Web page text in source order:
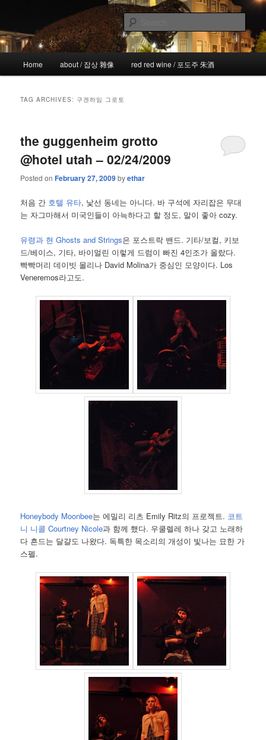
primary
content
secondary
content!wicked
the more I see the less I know
Home about / 잡상 雜像 red red wine / 포도주 朱酒
TAG ARCHIVES: 구겐하임 그로토
the guggenheim grotto
@hotel utah – 02/24/2009
Posted onFebruary 27, 2009byethar
처음 간 호텔 유타, 낯선 동네는 아니다. 바 구석에 자리잡은 무대
는 자그마해서 미국인들이 아늑하다고 할 정도, 말이 좋아 cozy.
유령과 현 Ghosts and Strings은 포스트락 밴드. 기타/보컬, 키보
드/베이스, 기타, 바이얼린 이렇게 드럼이 빠진 4인조가 올랐다.
빡빡머리 데이빗 몰리나 David Molina가 중심인 모양이다. Los
Veneremos라고도.
Honeybody Moonbee는 에밀리 리츠 Emily Ritz의 프로젝트. 코트
니 니콜 Courtney Nicole과 함께 했다. 우쿨렐레 하나 갖고 노래하
다 흔드는 달걀도 나왔다. 독특한 목소리의 개성이 빛나는 묘한 가
스펠.